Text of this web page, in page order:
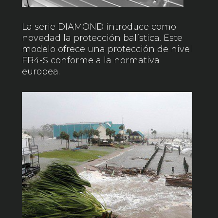
La serie DIAMOND introduce como
novedad la protección balística. Este
modelo ofrece una protección de nivel
FB4-S conforme a la normativa
europea.